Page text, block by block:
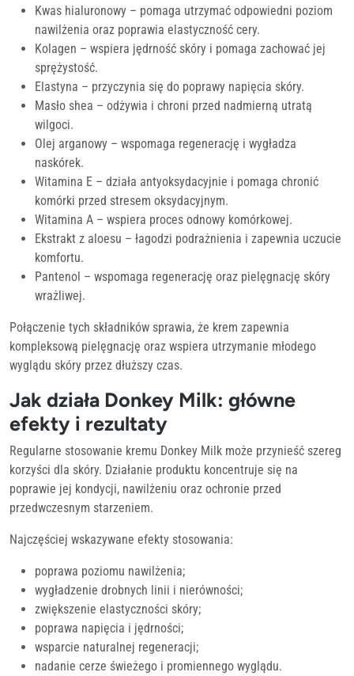
Kwas hialuronowy – pomaga utrzymać odpowiedni poziom
nawilżenia oraz poprawia elastyczność cery.
Kolagen – wspiera jędrność skóry i pomaga zachować jej
sprężystość.
Elastyna – przyczynia się do poprawy napięcia skóry.
Masło shea – odżywia i chroni przed nadmierną utratą
wilgoci.
Olej arganowy – wspomaga regenerację i wygładza
naskórek.
Witamina E – działa antyoksydacyjnie i pomaga chronić
komórki przed stresem oksydacyjnym.
Witamina A – wspiera proces odnowy komórkowej.
Ekstrakt z aloesu – łagodzi podrażnienia i zapewnia uczucie
komfortu.
Pantenol – wspomaga regenerację oraz pielęgnację skóry
wrażliwej.
Połączenie tych składników sprawia, że krem zapewnia
kompleksową pielęgnację oraz wspiera utrzymanie młodego
wyglądu skóry przez dłuższy czas.
Jak działa Donkey Milk: główne
efekty i rezultaty
Regularne stosowanie kremu Donkey Milk może przynieść szereg
korzyści dla skóry. Działanie produktu koncentruje się na
poprawie jej kondycji, nawilżeniu oraz ochronie przed
przedwczesnym starzeniem.
Najczęściej wskazywane efekty stosowania:
poprawa poziomu nawilżenia;
wygładzenie drobnych linii i nierówności;
zwiększenie elastyczności skóry;
poprawa napięcia i jędrności;
wsparcie naturalnej regeneracji;
nadanie cerze świeżego i promiennego wyglądu.